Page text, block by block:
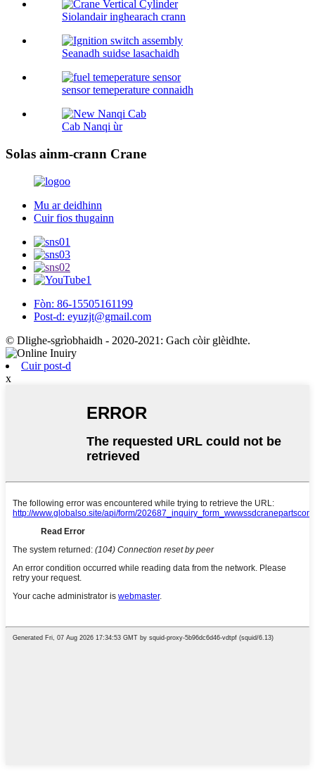
Siolandair inghearach crann
Seanadh suidse lasachaidh
sensor temeperature connaidh
Cab Nanqi ùr
Solas ainm-crann Crane
Mu ar deidhinn
Cuir fios thugainn
Fòn: 86-15505161199
Post-d: eyuzjt@gmail.com
© Dlighe-sgrìobhaidh - 2020-2021: Gach còir glèidhte.
Cuir post-d
x